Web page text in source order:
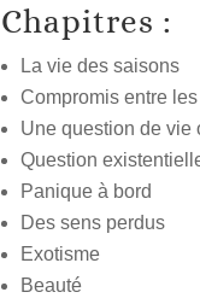
Chapitres :
La vie des saisons
Compromis entre
Une question de vie
Question
Panique à bord
Des sens perdus
Exotisme
Beauté